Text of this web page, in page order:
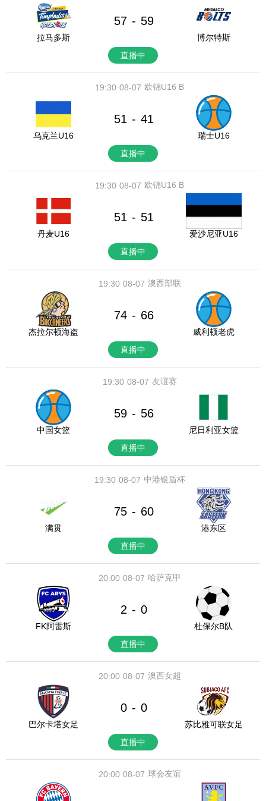
拉马多斯
57 - 59
博尔特斯
直播中
08-07
19:30 欧锦U16 B
乌克兰U16
51 - 41
瑞士U16
直播中
08-07
19:30 欧锦U16 B
丹麦U16
51 - 51
爱沙尼亚U16
直播中
08-07
19:30 澳西部联
杰拉尔顿海盗
74 - 66
威利顿老虎
直播中
08-07
19:30 友谊赛
中国女篮
59 - 56
尼日利亚女篮
直播中
08-07
19:30 中港银盾杯
满贯
75 - 60
港东区
直播中
08-07
20:00 哈萨克甲
FK阿雷斯
2 - 0
杜保尔B队
直播中
08-07
20:00 澳西女超
巴尔卡塔女足
0 - 0
苏比雅可联女足
直播中
08-07
20:00 球会友谊